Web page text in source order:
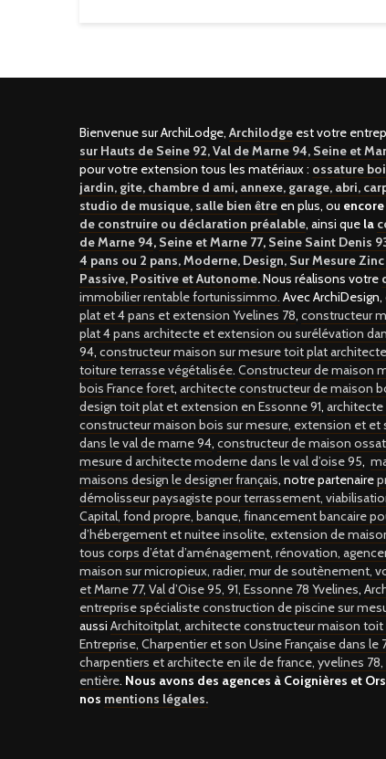
Bienvenue sur ArchiLodge, Archilodge est votre
sur Hauts de Seine 92, Val de Marne 94, Seine et
pour votre extension tous les matériaux : ossature
jardin, gite, chambre d ami, annexe, garage, abri,
studio de musique, salle bien être en plus, ou encore
de construire ou déclaration préalable, ainsi que la
de Marne 94, Seine et Marne 77, Seine Saint Denis
4 pans ou 2 pans, Moderne, Design, Sur Mesure
Passive, Positive et Autonome.Nous réalisons votre
immobilier rentable fortunissimmo. Avec
plat et 4 pans et extension Yvelines 78, constructeur
plat 4 pans architecte et extension ou surélévation
94, constructeur maison sur mesure toit plat
toiture terrasse végétalisée. Constructeur de maison
bois France foret, architecte constructeur de maison
design toit plat et extension en Essonne 91,
constructeur maison bois sur mesure, extension et
dans le val de marne 94, constructeur de maison
mesure d architecte moderne dans le val d’oise 95,
maisons design le designer français, notre partenaire
démolisseur paysagiste pour terrassement,
Capital, fond propre, banque, financement bancaire
d’hébergement et nuitee insolite, extension de
tous corps d’état d’aménagement, rénovation,
maison sur micropieux, radier, mur de soutènement,
et Marne 77, Val d’Oise 95, 91, Essonne 78 Yvelines,
entreprise spécialiste construction de piscine sur
aussi Architoitplat, architecte constructeur maison toit
Entreprise, Charpentier et son Usine Française dans
charpentiers et architecte en ile de france, yvelines
entière. Nous avons des agences à Coignières et
nos mentions légales.